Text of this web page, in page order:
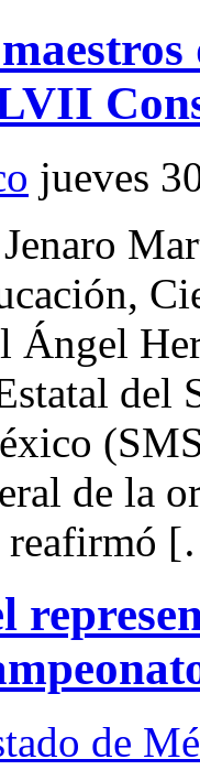
jueves
Jenaro
del
de la
reafirmó
de